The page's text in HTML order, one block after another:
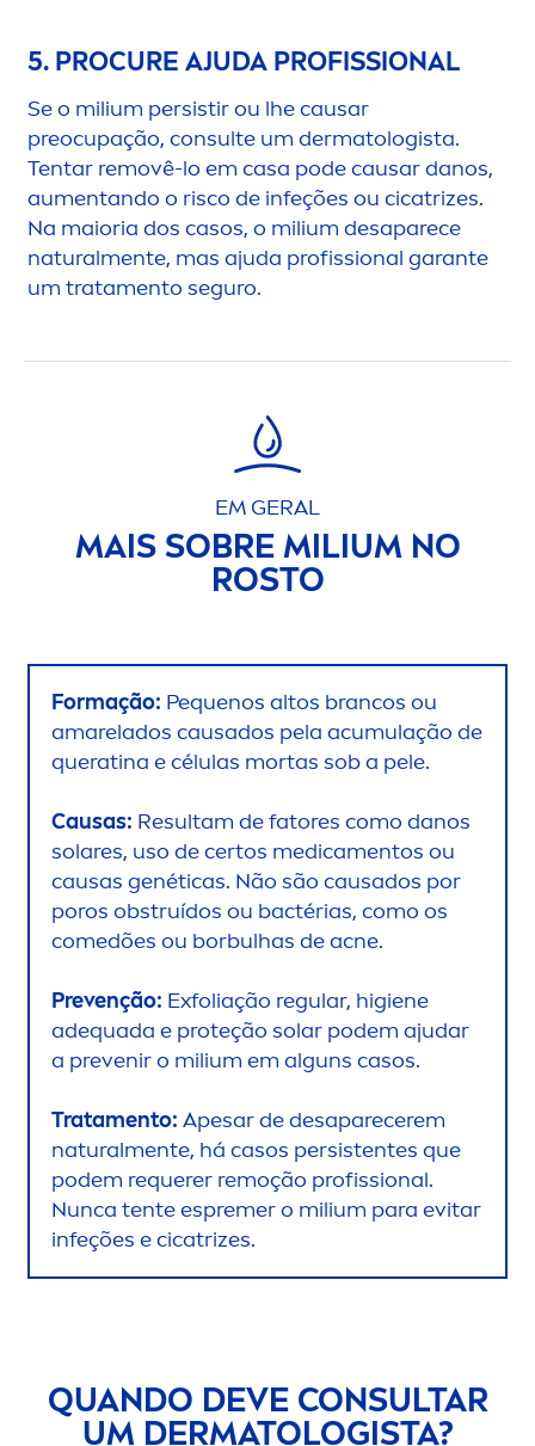
5. PROCURE AJUDA PROFISSIONAL
Se o milium persistir ou lhe causar
preocupação, consulte um dermatologista.
Tentar removê-lo em casa pode causar danos,
aumentando o risco de infeções ou cicatrizes.
Na maioria dos casos, o milium desaparece
naturalmente, mas ajuda profissional garante
um tratamento seguro.
EM GERAL
MAIS SOBRE MILIUM NO
ROSTO
Formação: Pequenos altos brancos ou
amarelados causados pela acumulação de
queratina e células mortas sob a pele.
Causas: Resultam de fatores como danos
solares, uso de certos medicamentos ou
causas genéticas. Não são causados por
poros obstruídos ou bactérias, como os
comedões ou borbulhas de acne.
Prevenção: Exfoliação regular, higiene
adequada e proteção solar podem ajudar
a prevenir o milium em alguns casos.
Tratamento: Apesar de desaparecerem
naturalmente, há casos persistentes que
podem requerer remoção profissional.
Nunca tente espremer o milium para evitar
infeções e cicatrizes.
QUANDO DEVE CONSULTAR
UM DERMATOLOGISTA?